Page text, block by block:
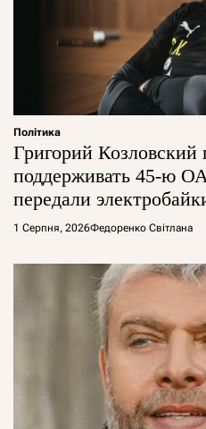
Політика
Григорий Козловский
поддерживать 45-ю
передали
1 Серпня, 2026Федоренко Світлана